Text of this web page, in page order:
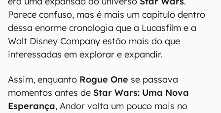
Parece confuso, mas é mais um capítulo dentro
dessa enorme cronologia que a Lucasfilm e a
Walt Disney Company estão mais do que
interessadas em explorar e expandir.
Assim, enquanto Rogue One se passava
momentos antes de Star Wars: Uma Nova
Esperança, Andor volta um pouco mais no